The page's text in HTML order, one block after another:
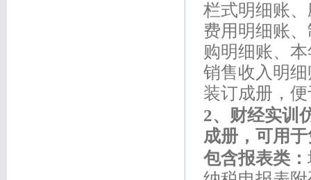
栏式明细账
费用明细账
购明细账、
销售收入明
装订成册，
2、财经实训
成册，可用
包含报表类：